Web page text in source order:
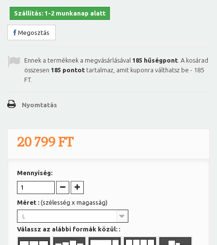
Szállítás: 1-2 munkanap alatt
Megosztás
Ennek a terméknek a megvásárlásával 185 hűségpont . A kosárad
összesen 185 pontot tartalmaz, amit kuponra válthatsz be - 185
FT.
Nyomtatás
20 799 FT
Mennyiség:
Méret : (szélesség x magasság)
L
Válassz az alábbi formák közül: :